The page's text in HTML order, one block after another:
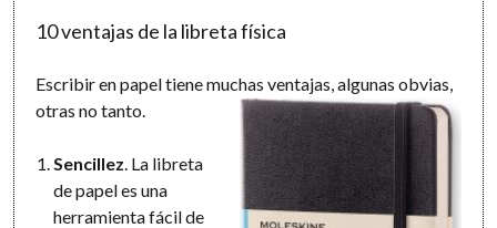
10 ventajas de la libreta física
Escribir en papel tiene muchas ventajas, algunas obvias,
otras no tanto.
Sencillez . La libreta
de papel es una
herramienta fácil de